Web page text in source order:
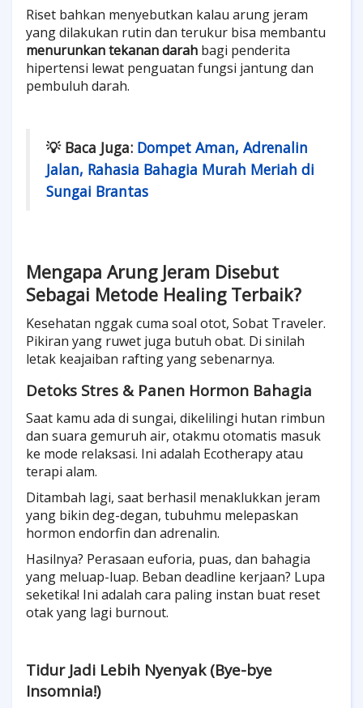
Riset bahkan menyebutkan kalau arung jeram
yang dilakukan rutin dan terukur bisa membantu
menurunkan tekanan darah bagi penderita
hipertensi lewat penguatan fungsi jantung dan
pembuluh darah.
💡 Baca Juga: Dompet Aman, Adrenalin
Jalan, Rahasia Bahagia Murah Meriah di
Sungai Brantas
Mengapa Arung Jeram Disebut
Sebagai Metode Healing Terbaik?
Kesehatan nggak cuma soal otot, Sobat Traveler.
Pikiran yang ruwet juga butuh obat. Di sinilah
letak keajaiban rafting yang sebenarnya.
Detoks Stres & Panen Hormon Bahagia
Saat kamu ada di sungai, dikelilingi hutan rimbun
dan suara gemuruh air, otakmu otomatis masuk
ke mode relaksasi. Ini adalah Ecotherapy atau
terapi alam.
Ditambah lagi, saat berhasil menaklukkan jeram
yang bikin deg-degan, tubuhmu melepaskan
hormon endorfin dan adrenalin.
Hasilnya? Perasaan euforia, puas, dan bahagia
yang meluap-luap. Beban deadline kerjaan? Lupa
seketika! Ini adalah cara paling instan buat reset
otak yang lagi burnout.
Tidur Jadi Lebih Nyenyak (Bye-bye
Insomnia!)